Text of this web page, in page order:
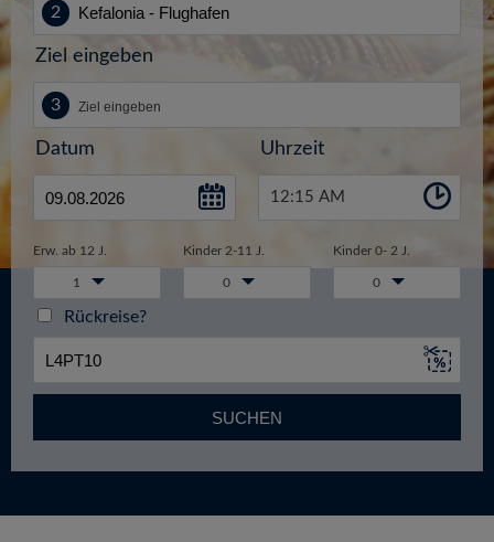
Ziel eingeben
Datum Uhrzeit
12:15 AM
Erw. ab 12 J. Kinder 2-11 J. Kinder 0- 2 J.
1 0 0
Rückreise?
SUCHEN